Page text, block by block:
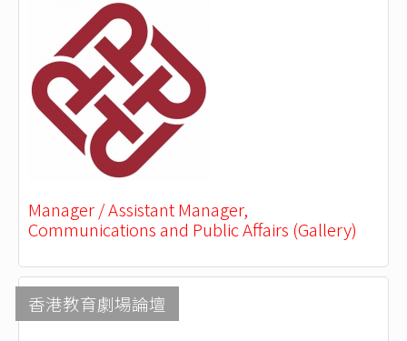
Manager / Assistant Manager,
Communications and Public Affairs (Gallery)
香港教育劇場論壇